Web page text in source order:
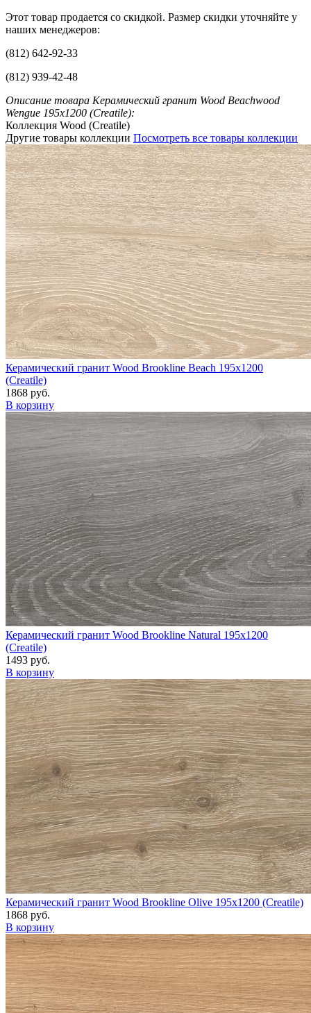
Этот товар продается со скидкой. Размер скидки уточняйте у
наших менеджеров:
(812) 642-92-33
(812) 939-42-48
Описание товара Керамический гранит Wood Beachwood
Wengue 195x1200 (Creatile):
Коллекция Wood (Creatile)
Другие товары коллекции Посмотреть все товары коллекции
Керамический гранит Wood Brookline Beach 195x1200
(Creatile)
1868 руб.
В корзину
Керамический гранит Wood Brookline Natural 195x1200
(Creatile)
1493 руб.
В корзину
Керамический гранит Wood Brookline Olive 195x1200 (Creatile)
1868 руб.
В корзину